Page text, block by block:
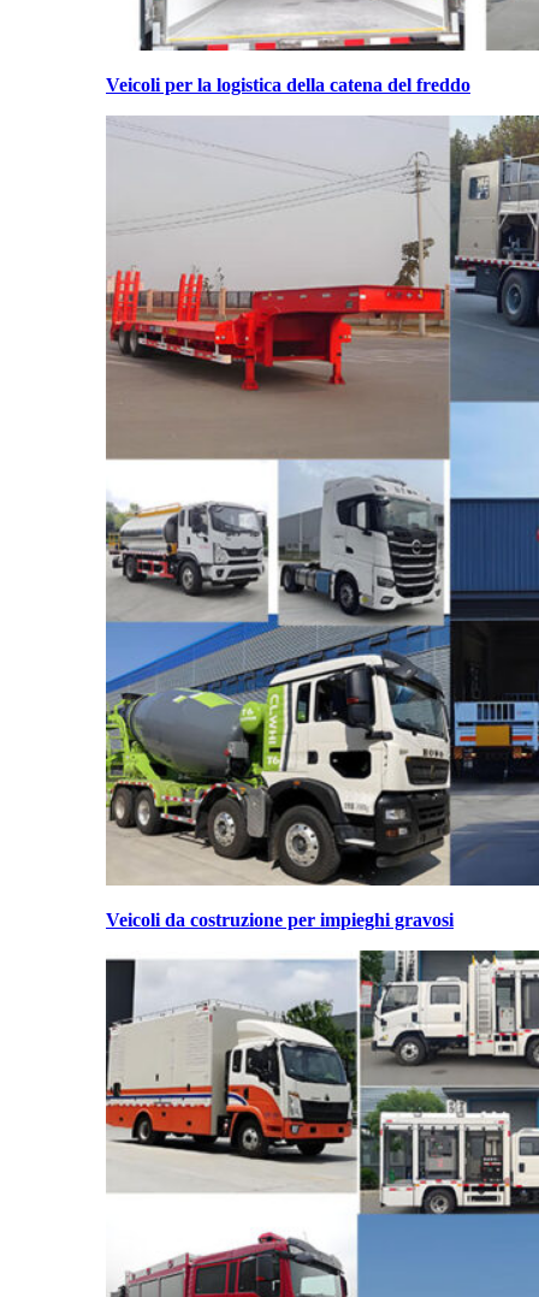
Veicoli per la logistica della catena del freddo
Veicoli da costruzione per impieghi gravosi